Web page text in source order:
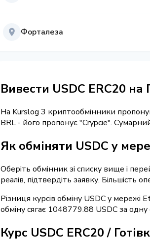
Форталеза
Вивести USDC ERC20 на
На Kurslog 3 криптообмінники
BRL - його пропонує "Crypcie".
Як обміняти USDC у
Оберіть обмінник зі списку вище і
реалів, підтвердіть заявку. Більшість
Різниця курсів обміну USDC у мережі
обміну сягає 1048779.88 USDC за одну
Курс USDC ERC20 /